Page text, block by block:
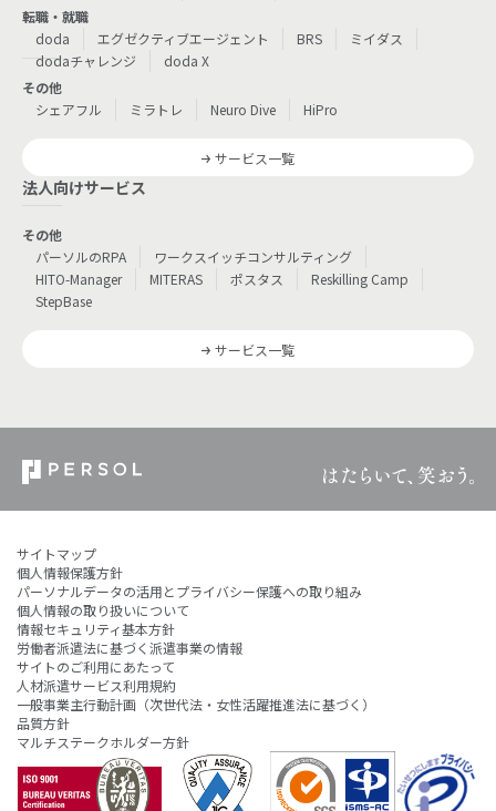
転職・就職
doda
エグゼクティブエージェント BRS
ミイダス
dodaチャレンジ
doda X
その他
シェアフル
ミラトレ Neuro Dive HiPro
サービス一覧
法人向けサービス
その他
パーソルのRPA
ワークスイッチコンサルティング
HITO-Manager
MITERAS ポスタス
Reskilling Camp
StepBase
サービス一覧
サイトマップ
個人情報保護方針
パーソナルデータの活用とプライバシー保護への取り組み
個人情報の取り扱いについて
情報セキュリティ基本方針
労働者派遣法に基づく派遣事業の情報
サイトのご利用にあたって
人材派遣サービス利用規約
一般事業主行動計画（次世代法・女性活躍推進法に基づく）
品質方針
マルチステークホルダー方針